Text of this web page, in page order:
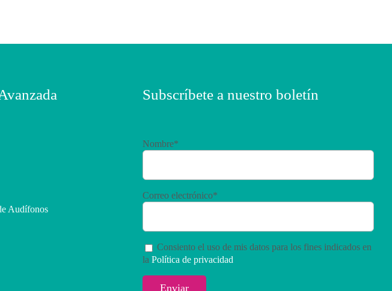
Audífonos
Subscríbete a nuestro boletín
Nombre*
Correo electrónico*
Consiento el uso de mis datos para los fines indicados en
la Política de privacidad